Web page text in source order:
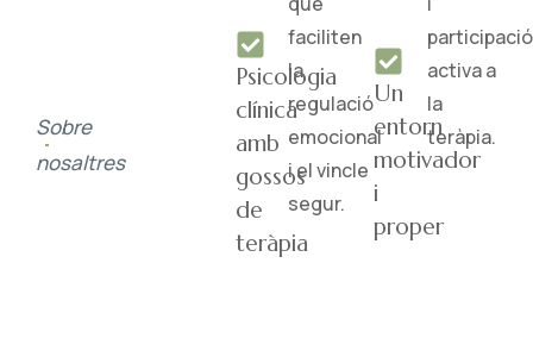
Sobre
nosaltres
Psicologia
clínica
amb
gossos
de
teràpia
faciliten
la
regulació
emocional
i el vincle
segur.
Un
entorn
motivador
i
proper
participació
activa a
la
teràpia.